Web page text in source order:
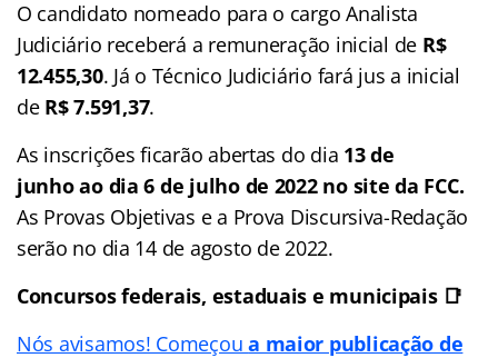
O candidato nomeado para o cargo Analista
Judiciário receberá a remuneração inicial de R$
12.455,30. Já o Técnico Judiciário fará jus a inicial
de R$ 7.591,37.
As inscrições ficarão abertas do dia 13 de
junho ao dia 6 de julho de 2022 no site da FCC.
As Provas Objetivas e a Prova Discursiva-Redação
serão no dia 14 de agosto de 2022.
Concursos federais, estaduais e municipais 📑
Nós avisamos! Começoua maior publicação de